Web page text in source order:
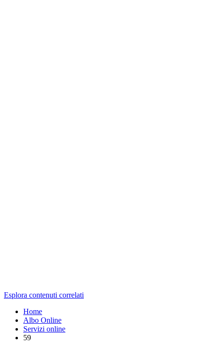
Esplora contenuti correlati
Home
Albo Online
Servizi online
59